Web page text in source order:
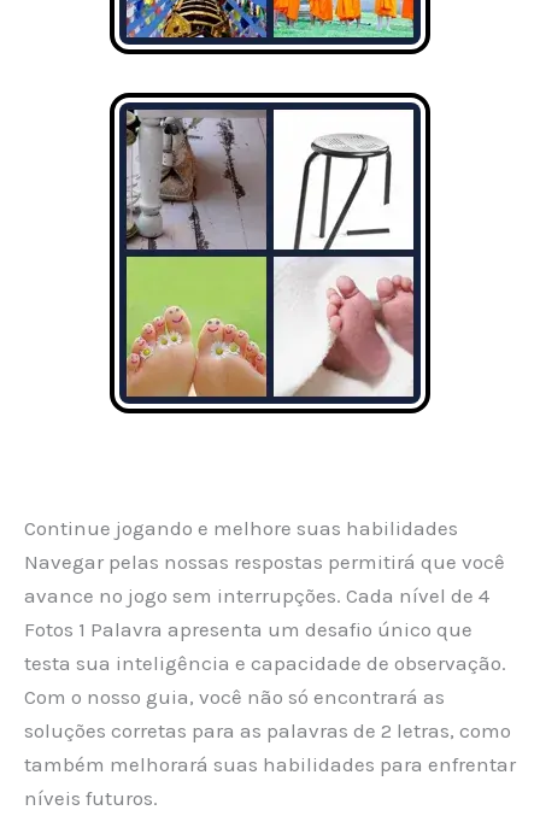
Continue jogando e melhore suas habilidades
Navegar pelas nossas respostas permitirá que você
avance no jogo sem interrupções. Cada nível de 4
Fotos 1 Palavra apresenta um desafio único que
testa sua inteligência e capacidade de observação.
Com o nosso guia, você não só encontrará as
soluções corretas para as palavras de 2 letras, como
também melhorará suas habilidades para enfrentar
níveis futuros.